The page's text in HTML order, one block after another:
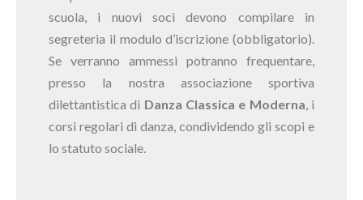
scuola, i nuovi soci devono compilare in
segreteria il modulo d’iscrizione (obbligatorio).
Se verranno ammessi potranno frequentare,
presso la nostra associazione sportiva
dilettantistica di Danza Classica e Moderna, i
corsi regolari di danza, condividendo gli scopi e
lo statuto sociale.